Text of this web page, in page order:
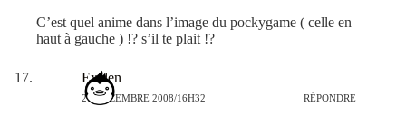
C’est quel anime dans l’image du pockygame ( celle en
haut à gauche ) !? s’il te plait !?
Exelen
27 DÉCEMBRE 2008/16H32 RÉPONDRE